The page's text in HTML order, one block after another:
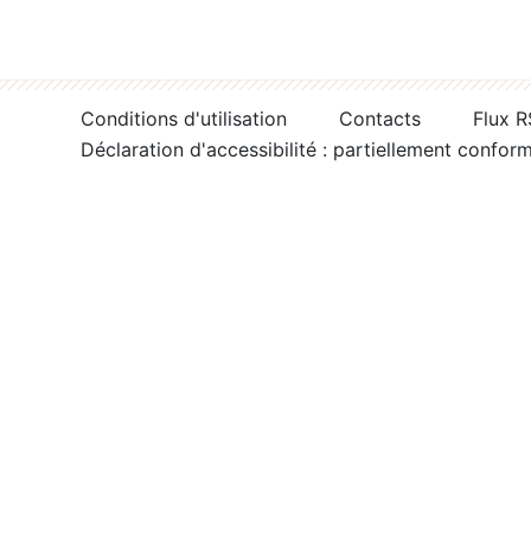
Conditions d'utilisation Contacts
Flux
Déclaration d'accessibilité : partiellement